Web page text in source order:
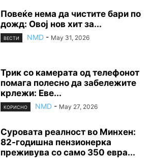
Повеќе нема да чистите бари по
дожд: Овој нов хит за...
ВЕСТИ NMD - May 31, 2026
Трик со камерата од телефонот
помага полесно да забележите
крлежи: Еве...
КОРИСНО NMD - May 27, 2026
Суровата реалност во Минхен:
82-годишна пензионерка
преживува со само 350 евра...